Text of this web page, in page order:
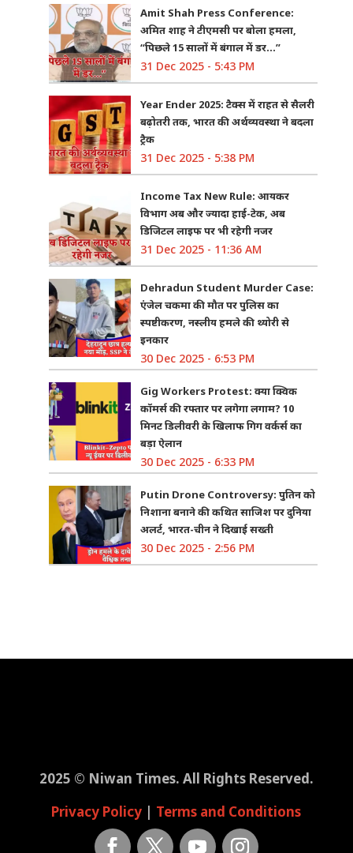
Amit Shah Press Conference:
अमित शाह ने टीएमसी पर बोला हमला,
“पिछले 15 सालों में बंगाल में डर…”
31 Dec 2025 - 5:43 PM
Year Ender 2025: टैक्स में राहत से सैलरी
बढ़ोतरी तक, भारत की अर्थव्यवस्था ने बदला
ट्रैक
31 Dec 2025 - 5:38 PM
Income Tax New Rule: आयकर
विभाग अब और ज्यादा हाई-टेक, अब
डिजिटल लाइफ पर भी रहेगी नजर
31 Dec 2025 - 11:36 AM
Dehradun Student Murder Case:
एंजेल चकमा की मौत पर पुलिस का
स्पष्टीकरण, नस्लीय हमले की थ्योरी से
इनकार
30 Dec 2025 - 6:53 PM
Gig Workers Protest: क्या क्विक
कॉमर्स की रफ्तार पर लगेगा लगाम? 10
मिनट डिलीवरी के खिलाफ गिग वर्कर्स का
बड़ा ऐलान
30 Dec 2025 - 6:33 PM
Putin Drone Controversy: पुतिन को
निशाना बनाने की कथित साजिश पर दुनिया
अलर्ट, भारत-चीन ने दिखाई सख्ती
30 Dec 2025 - 2:56 PM
2025 © Niwan Times. All Rights Reserved.
Privacy Policy | Terms and Conditions